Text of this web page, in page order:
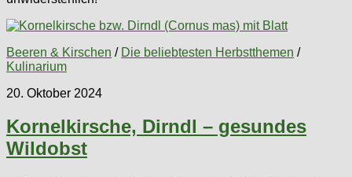
Beeren & Kirschen / Die beliebtesten Herbstthemen /
Kulinarium
20. Oktober 2024
Kornelkirsche, Dirndl – gesundes
Wildobst